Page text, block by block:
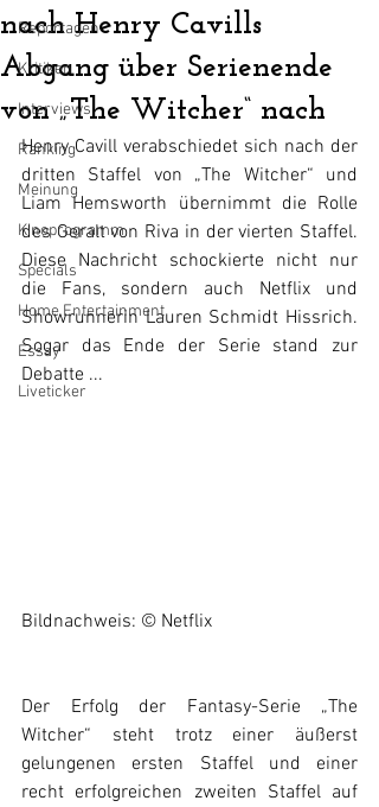
Reportagen
Kritiken
Interviews
Ranking
Meinung
Kinoprogramm
Specials
Home Entertainment
Essay
Liveticker
nach Henry Cavills
Abgang über Serienende
von „The Witcher“ nach
Henry Cavill verabschiedet sich nach der
dritten Staffel von „The Witcher“ und
Liam Hemsworth übernimmt die Rolle
des Geralt von Riva in der vierten Staffel.
Diese Nachricht schockierte nicht nur
die Fans, sondern auch Netflix und
Showrunnerin Lauren Schmidt Hissrich.
Sogar das Ende der Serie stand zur
Debatte ...
Bildnachweis: © Netflix
Der Erfolg der Fantasy-Serie „The
Witcher“ steht trotz einer äußerst
gelungenen ersten Staffel und einer
recht erfolgreichen zweiten Staffel auf